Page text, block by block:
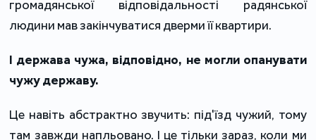
громадянської відповідальності радянської
людини мав закінчуватися дверми її квартири.
І держава чужа, відповідно, не могли опанувати
чужу державу.
Це навіть абстрактно звучить: під'їзд чужий, тому
там завжди напльовано. І це тільки зараз, коли ми